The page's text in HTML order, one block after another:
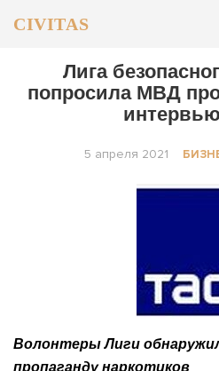
CIVITAS
ОБЩЕСТВО
Лига
попросила МВД
5 апреля 2021
Волонтеры Лиги
пропаганду наркотиков